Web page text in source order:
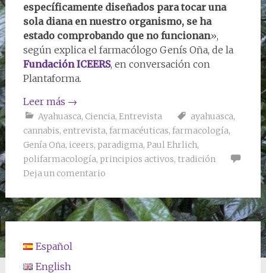
específicamente diseñados para tocar una
sola diana en nuestro organismo, se ha
estado comprobando que no funcionan»,
según explica el farmacólogo Genís Oña, de la
Fundación ICEERS, en conversación con
Plantaforma.
Leer más →
Ayahuasca, Ciencia, Entrevista ayahuasca,
cannabis, entrevista, farmacéuticas, farmacología,
Genía Oña, iceers, paradigma, Paul Ehrlich,
polifarmacología, principios activos, tradición
Deja un comentario
Español
English